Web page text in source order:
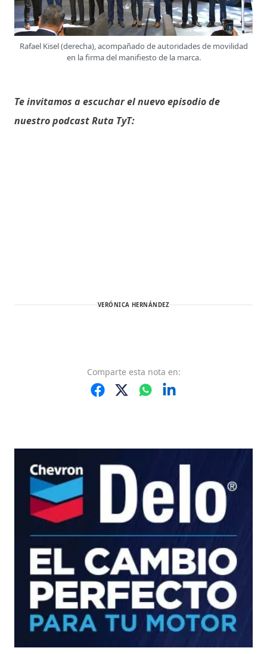
Rafael Kisel (derecha), acompañado de autoridades de movilidad
en la firma del manifiesto de la marca.
Te invitamos a escuchar el nuevo episodio de
nuestro podcast Ruta TyT:
VERÓNICA HERNÁNDEZ
Comparte esta nota en: